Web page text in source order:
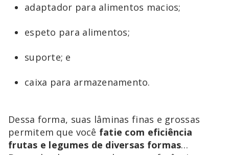
adaptador para alimentos macios;
espeto para alimentos;
suporte; e
caixa para armazenamento.
Dessa forma, suas lâminas finas e grossas
permitem que você fatie com eficiência
frutas e legumes de diversas formas…